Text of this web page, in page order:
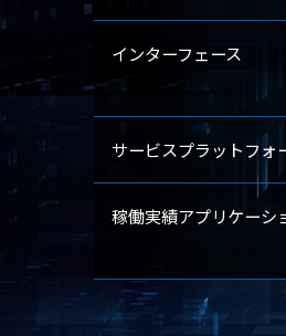
インターフェース
サービスプラットフォ
稼働実績アプリケーシ